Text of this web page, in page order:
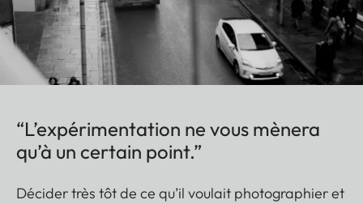
“L’expérimentation ne vous mènera
qu’à un certain point.”
Décider très tôt de ce qu’il voulait photographier et